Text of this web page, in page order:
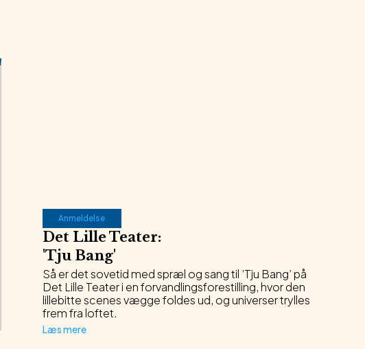
Anmeldelse
Det Lille Teater:
'Tju Bang'
Så er det sovetid med spræl og sang til ’Tju Bang’ på
Det Lille Teater i en forvandlingsforestilling, hvor den
lillebitte scenes vægge foldes ud, og universer trylles
frem fra loftet.
Læs mere